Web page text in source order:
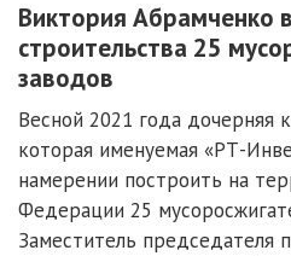
Виктория Абрамченко
строительства 25
заводов
Весной 2021 года дочерняя
которая именуемая «РТ-
намерении построить на
Федерации 25
Заместитель председателя